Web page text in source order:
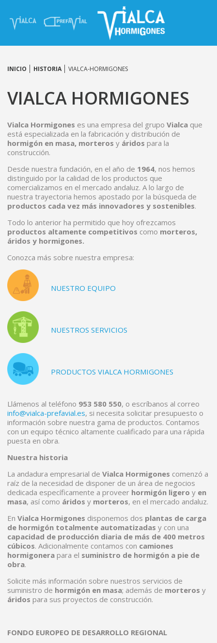
INICIO HISTORIA VIALCA-HORMIGONES
VIALCA HORMIGONES
Vialca Hormigones es una empresa del grupo Vialca que
está especializada en la fabricación y distribución de
hormigón en masa, morteros y áridos para la
construcción.
Desde nuestra fundación, en el año de 1964, nos hemos
distinguido por la calidad de los productos que
comercializamos en el mercado andaluz. A lo largo de
nuestra trayectoria hemos apostado por la búsqueda de
productos cada vez más innovadores y sostenibles.
Todo lo anterior ha permitido que hoy ofrezcamos
productos altamente competitivos como morteros,
áridos y hormigones.
Conozca más sobre nuestra empresa:
NUESTRO EQUIPO
NUESTROS SERVICIOS
PRODUCTOS VIALCA HORMIGONES
Llámenos al teléfono 953 580 550, o escríbanos al correo
info@vialca-prefavial.es, si necesita solicitar presupuesto o
información sobre nuestra gama de productos. Contamos
con un equipo técnico altamente cualificado para una rápida
puesta en obra.
Nuestra historia
La andadura empresarial de Vialca Hormigones comenzó a
raíz de la necesidad de disponer de un área de negocios
dedicada específicamente a proveer hormigón ligero y en
masa, así como áridos y morteros, en el mercado andaluz.
En Vialca Hormigones disponemos dos plantas de carga
de hormigón totalmente automatizadas y con una
capacidad de producción diaria de más de 400 metros
cúbicos. Adicionalmente contamos con camiones
hormigonera para el suministro de hormigón a pie de
obra.
Solicite más información sobre nuestros servicios de
suministro de hormigón en masa; además de morteros y
áridos para sus proyectos de construcción.
FONDO EUROPEO DE DESARROLLO REGIONAL